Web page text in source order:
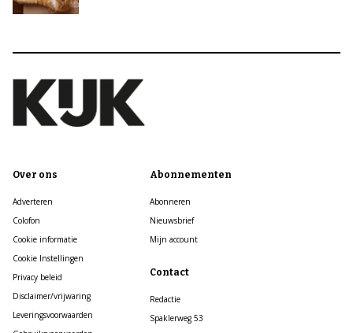
Over ons
Adverteren
Colofon
Cookie informatie
Cookie Instellingen
Privacy beleid
Disclaimer/vrijwaring
Leveringsvoorwaarden
Abonnementen
Abonneren
Nieuwsbrief
Mijn account
Contact
Redactie
Spaklerweg 53